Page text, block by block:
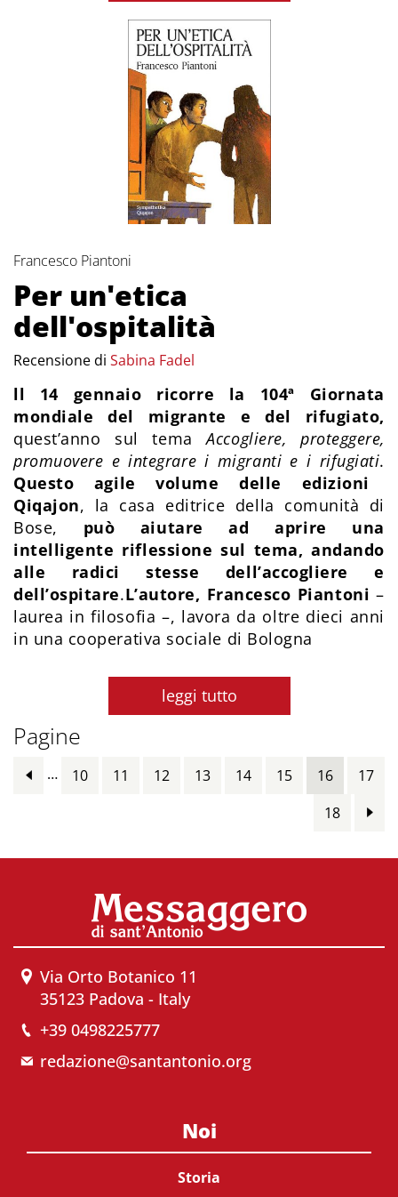
Francesco Piantoni
Per un'etica
dell'ospitalità
Recensione di Sabina Fadel
ll 14 gennaio ricorre la 104ª Giornata
mondiale del migrante e del rifugiato,
quest’anno sul temaAccogliere, proteggere,
promuovere e integrare i migranti e i rifugiati.
Questo agile volume delle edizioni
Qiqajon, la casa editrice della comunità di
Bose, può aiutare ad aprire una
intelligente riflessione sul tema, andando
alle radici stesse dell’accogliere e
dell’ospitare.L’autore, Francesco Piantoni–
laurea in filosofia –, lavora da oltre dieci anni
in una cooperativa sociale di Bologna
leggi tutto
Pagine
… 10 11 12 13 14 15 16
17
18
Via Orto Botanico 11
35123 Padova - Italy
+39 0498225777
redazione@santantonio.org
Noi
Storia